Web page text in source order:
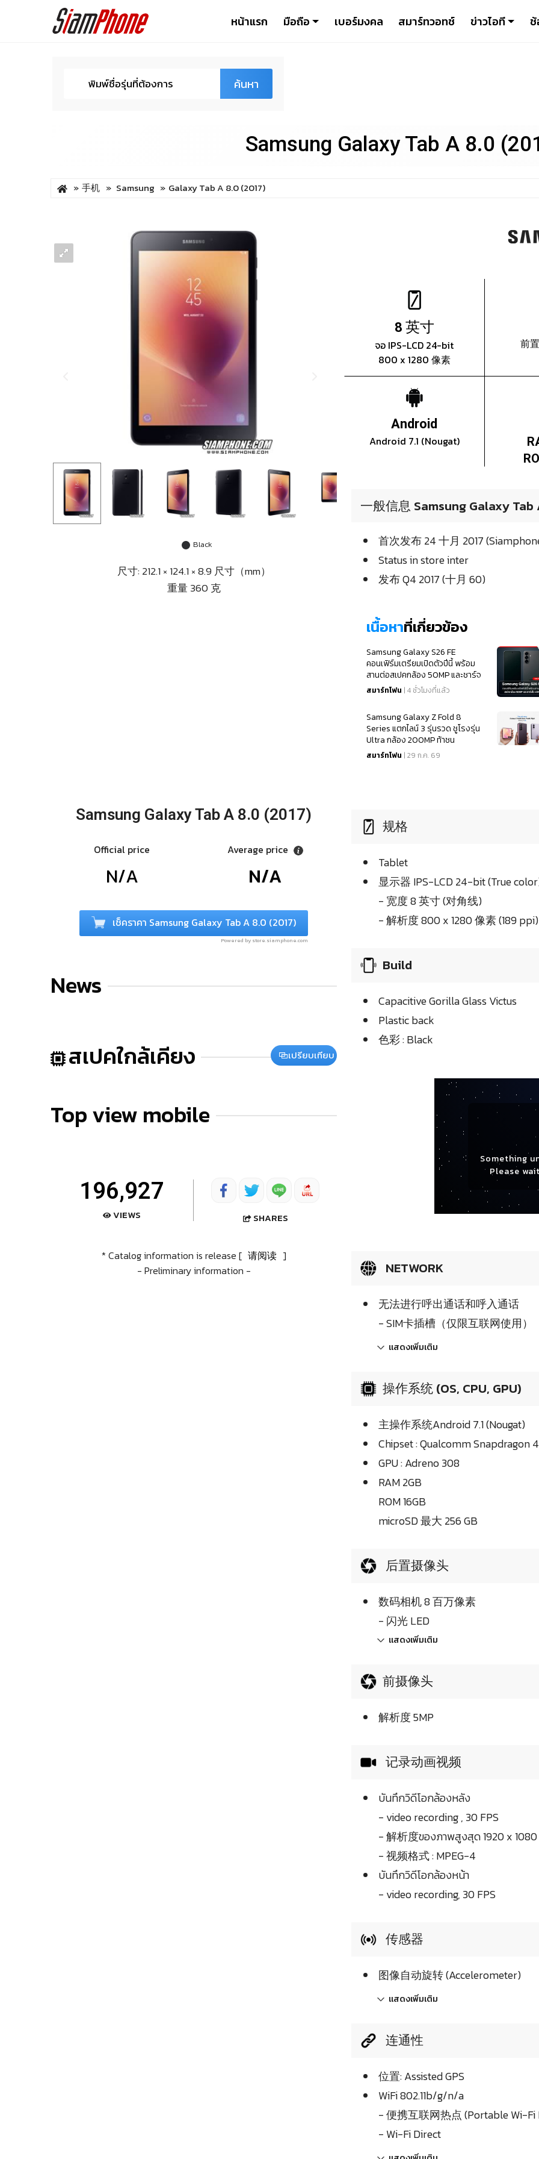
หน้าแรก มือถือ เบอร์มงคล สมาร์ทวอทช์ ข่าวไอที
ค้นหา
Samsung Galaxy Tab A 8.0
手机 Samsung Galaxy Tab A 8.0 (2017)
Black
尺寸: 212.1 × 124.1 × 8.9 尺寸（mm）
重量 360 克
Samsung Galaxy Tab A 8.0 (2017)
Official price
N/A
Average price
N/A
เช็คราคา Samsung Galaxy Tab A 8.0 (2017)
Powered by store.siamphone.com
News
สเปคใกล้เคียง เปรียบเทียบ
Top view mobile
196,927
VIEWS SHARES
* Catalog information is release [ 请阅读 ]
- Preliminary information -
8 英寸
จอ IPS-LCD 24-bit
800 x 1280 像素
前
Android
Android 7.1 (Nougat)
一般信息 Samsung Galaxy Tab
首次发布 24 十月 2017
Status in store inter
发布 Q4 2017 (十月 60)
เนื้อหาที่เกี่ยวข้อง
Samsung Galaxy S26 FE
คอนเฟิร์มเตรียมเปิดตัวปีนี้ พร้อม
สานต่อสเปคกล้อง 50MP และชาร์จ
ไว 45W
สมาร์ทโฟน | 4 ชั่วโมงที่แล้ว
Samsung Galaxy Z Fold 8
Series แตกไลน์ 3 รุ่นรวด ชูโรงรุ่น
Ultra กล้อง 200MP ท้าชน
iPhone 18
สมาร์ทโฟน | 29 ก.ค. 69
规格
Tablet
显示器 IPS-LCD 24-bit (True
- 宽度 8 英寸 (对角线)
- 解析度 800 x 1280 像素 (189 ppi)
Build
Capacitive Gorilla Glass Victus
Plastic back
色彩 : Black
Something
Please
NETWORK
无法进行呼出通话和呼入通话
- SIM卡插槽（仅限互联网使用）
แสดงเพิ่มเติม
操作系统 (OS, CPU, GPU)
主操作系统Android 7.1 (Nougat)
Chipset : Qualcomm Snapdragon
GPU : Adreno 308
RAM 2GB
ROM 16GB
microSD 最大 256 GB
后置摄像头
数码相机 8 百万像素
- 闪光 LED
แสดงเพิ่มเติม
前摄像头
解析度 5MP
记录动画视频
บันทึกวิดีโอกล้องหลัง
- video recording , 30 FPS
- 解析度ของภาพสูงสุด 1920 x
- 视频格式 : MPEG-4
บันทึกวิดีโอกล้องหน้า
- video recording, 30 FPS
传感器
图像自动旋转 (Accelerometer)
แสดงเพิ่มเติม
连通性
位置: Assisted GPS
WiFi 802.11b/g/n/a
- 便携互联网热点 (Portable Wi-
- Wi-Fi Direct